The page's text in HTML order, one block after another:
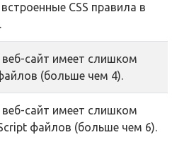
CSS правила в
сайт имеет слишком
(больше чем 4).
сайт имеет слишком
файлов (больше чем 6).